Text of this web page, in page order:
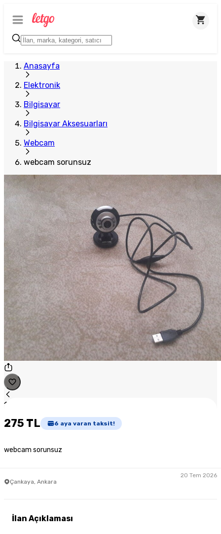
Anasayfa
Elektronik
Bilgisayar
Bilgisayar Aksesuarları
Webcam
webcam sorunsuz
1
275 TL 6 aya varan taksit!
webcam sorunsuz
Çankaya, Ankara
20 Tem 2026
İlan Açıklaması